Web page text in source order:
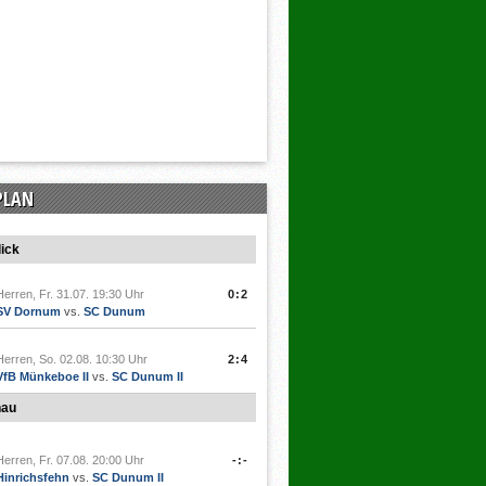
Fr. 31.07. 19:30 Uhr
Dornum vs. SC Dunum
0:2
So. 02.08. 10:30 Uhr
Münkeboe II vs. SC Dunum II
2:4
Fr. 07.08. 20:00 Uhr
vs. SC Dunum II
-:-